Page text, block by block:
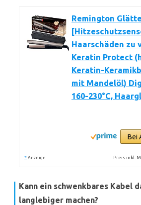
Remington
Haarschäden zu
Keratin Protect
Keratin-
mit Mandelöl)
160-230°C,
Bei
* Anzeige Preis inkl.
Kann ein schwenkbares Kabel
langlebiger machen?